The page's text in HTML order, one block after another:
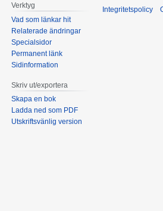
Verktyg
Vad som länkar hit
Relaterade ändringar
Specialsidor
Permanent länk
Sidinformation
Skriv ut/exportera
Skapa en bok
Ladda ned som PDF
Utskriftsvänlig version
Integritetspolicy